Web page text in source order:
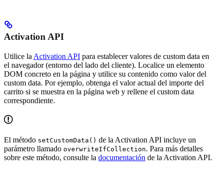
Activation API
Utilice la Activation API para establecer valores de custom data en
el navegador (entorno del lado del cliente). Localice un elemento
DOM concreto en la página y utilice su contenido como valor del
custom data. Por ejemplo, obtenga el valor actual del importe del
carrito si se muestra en la página web y rellene el custom data
correspondiente.
El método setCustomData() de la Activation API incluye un
parámetro llamado overwriteIfCollection. Para más detalles
sobre este método, consulte la documentación de la Activation API.